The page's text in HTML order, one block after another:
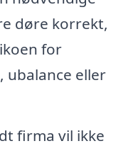
døre korrekt,
for
eller
firma vil ikke